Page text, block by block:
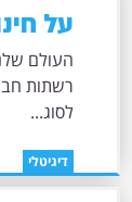
על
העולם
רשתות
לסוג...
דיגיטלי